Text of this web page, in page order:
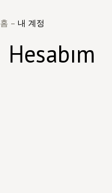
홈 – 내 계정
Hesabım